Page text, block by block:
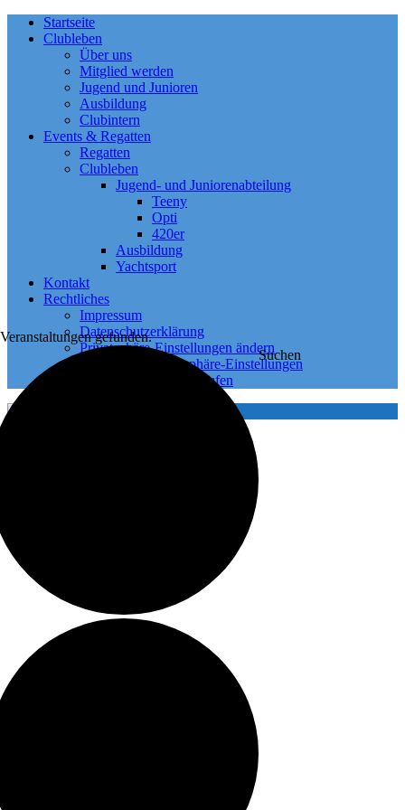
Startseite
Clubleben
Über uns
Mitglied werden
Jugend und Junioren
Ausbildung
Clubintern
Events & Regatten
Regatten
Clubleben
Jugend- und Juniorenabteilung
Teeny
Opti
420er
Ausbildung
Yachtsport
Kontakt
Rechtliches
Impressum
Datenschutzerklärung
Privatsphäre-Einstellungen ändern
Historie der Privatsphäre-Einstellungen
Einwilligungen widerrufen
gefunden.
Suchen